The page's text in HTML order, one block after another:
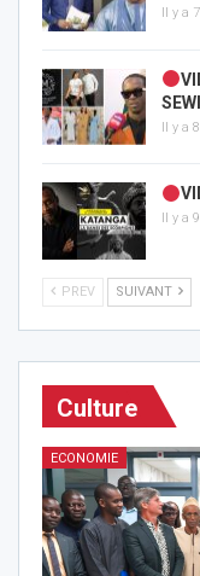
Il y a
Il y a
Il y a
PREV SUIVANT
Culture
ECONOMIE